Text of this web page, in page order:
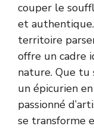
couper le
et
territoire
offre un cadre
nature. Que tu
un épicurien
passionné
se transforme